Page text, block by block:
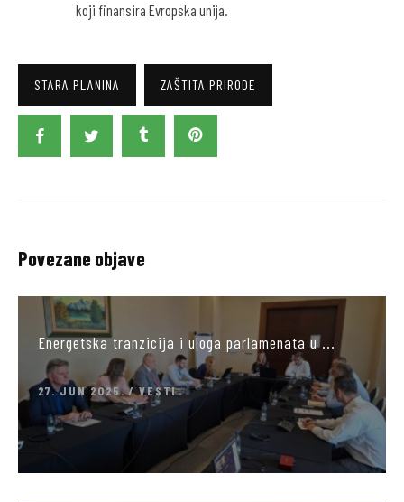
koji finansira Evropska unija.
STARA PLANINA ZAŠTITA PRIRODE
Povezane objave
Energetska tranzicija i uloga parlamenata u ...
27. JUN 2025. VESTI